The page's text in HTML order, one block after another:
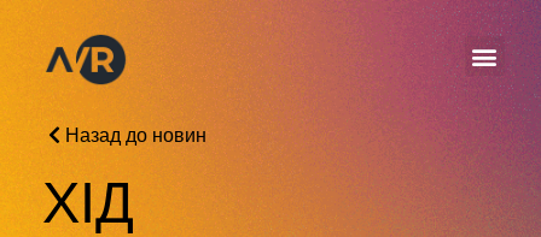
Назад до новин
ХІД